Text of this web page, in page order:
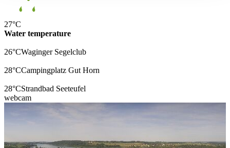
27°C
Water temperature
26°CWaginger Segelclub
28°CCampingplatz Gut Horn
28°CStrandbad Seeteufel
webcam